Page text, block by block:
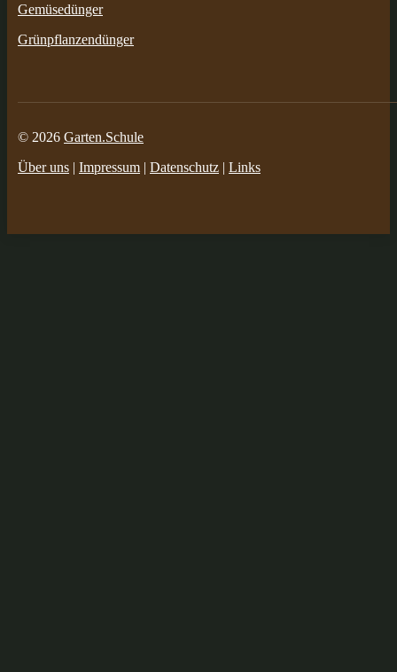
Gemüsedünger
Grünpflanzendünger
© 2026 Garten.Schule
Über uns | Impressum | Datenschutz | Links